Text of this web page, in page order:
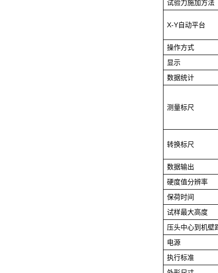
试验力施加方法
X-Y自动平台
操作方式
显示
数据统计
测量标尺
转换标尺
数据输出
硬度值分辨率
保荷时间
试样最大高度
压头中心到机壁
电源
执行标准